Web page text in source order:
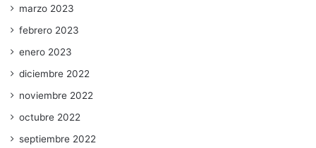
marzo 2023
febrero 2023
enero 2023
diciembre 2022
noviembre 2022
octubre 2022
septiembre 2022